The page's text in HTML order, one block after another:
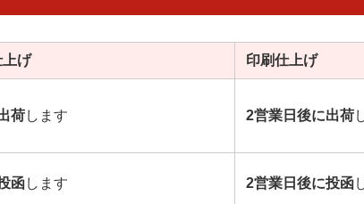
上げ 印刷仕上げ
荷します 2営業日後に出荷
函します 2営業日後に投函